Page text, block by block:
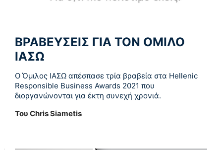
ΒΡΑΒΕΥΣΕΙΣ ΓΙΑ ΤΟΝ ΟΜΙΛΟ
ΙΑΣΩ
O Όμιλος ΙΑΣΩ απέσπασε τρία βραβεία στα Hellenic
Responsible Business Awards 2021 που
διοργανώνονται για έκτη συνεχή χρονιά.
Του Chris Siametis